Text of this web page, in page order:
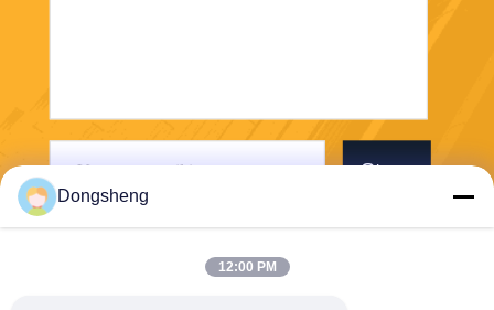
Stuur
Dongsheng
12:00 PM